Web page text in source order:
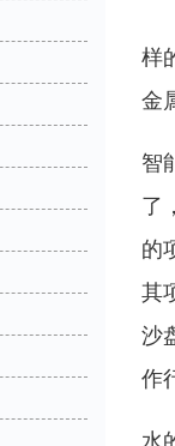
样
金
智
了
的
其
沙
作
水